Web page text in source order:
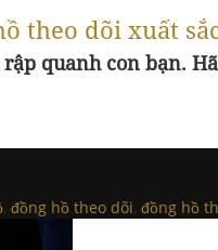
theo dõi xuất
quanh con bạn.
, đồng hồ theo dõi, đồng hồ